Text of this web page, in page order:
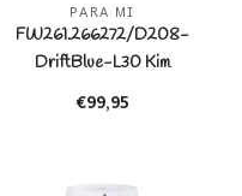
PARA MI
FW261.266272/D208-
DriftBlue-L30 Kim
€99,95